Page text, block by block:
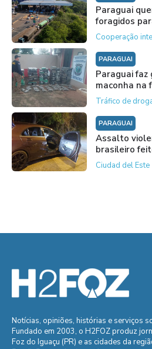
Paraguai
foragidos
Cooperação
PARAGUAI
Paraguai faz
maconha na
Tráfico de
PARAGUAI
Assalto
brasileiro
Ciudad del Este
Notícias, opiniões, histórias e serviços
Fundado em 2003, o H2FOZ produz
Foz do Iguaçu (PR) e as cidades da